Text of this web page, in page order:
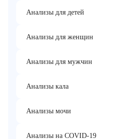
Анализы для детей
Анализы для женщин
Анализы для мужчин
Анализы кала
Анализы мочи
Анализы на COVID-19